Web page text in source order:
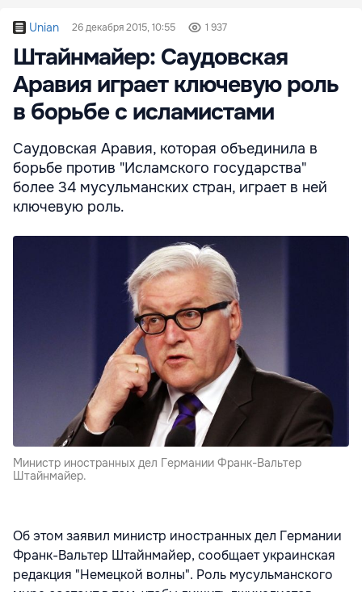
Unian 26 декабря 2015, 10:55 1 937
Штайнмайер: Саудовская
Аравия играет ключевую роль
в борьбе с исламистами
Саудовская Аравия, которая объединила в
борьбе против "Исламского государства"
более 34 мусульманских стран, играет в ней
ключевую роль.
Министр иностранных дел Германии Франк-Вальтер
Штайнмайер.
Об этом заявил министр иностранных дел Германии
Франк-Вальтер Штайнмайер, сообщает украинская
редакция "Немецкой волны". Роль мусульманского